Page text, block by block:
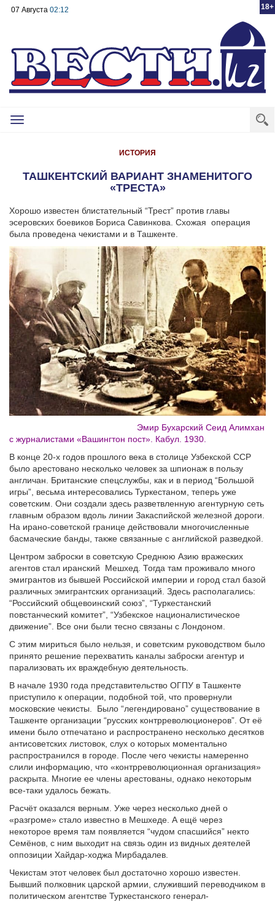
18+
07 Августа 02:12
Toggle
ИСТОРИЯ
ТАШКЕНТСКИЙ ВАРИАНТ ЗНАМЕНИТОГО
«ТРЕСТА»
Хорошо известен блистательный “Трест” против главы
эсеровских боевиков Бориса Савинкова. Схожая операция
была проведена чекистами и в Ташкенте.
Эмир Бухарский Сеид Алимхан
c журналистами «Вашингтон пост». Кабул. 1930.
В конце 20-х годов прошлого века в столице Узбекской ССР
было арестовано несколько человек за шпионаж в пользу
англичан. Британские спецслужбы, как и в период “Большой
игры”, весьма интересовались Туркестаном, теперь уже
советским. Они создали здесь разветвленную агентурную сеть
главным образом вдоль линии Закаспийской железной дороги.
На ирано-советской границе действовали многочисленные
басмаческие банды, также связанные с английской разведкой.
Центром заброски в советскую Среднюю Азию вражеских
агентов стал иранский Мешхед. Тогда там проживало много
эмигрантов из бывшей Российской империи и город стал базой
различных эмигрантских организаций. Здесь располагались:
“Российский общевоинский союз”, “Туркестанский
повстанческий комитет”, “Узбекское националистическое
движение”. Все они были тесно связаны с Лондоном.
С этим мириться было нельзя, и советским руководством было
принято решение перехватить каналы заброски агентур и
парализовать их враждебную деятельность.
В начале 1930 года представительство ОГПУ в Ташкенте
приступило к операции, подобной той, что провернули
московские чекисты. Было “легендировано” существование в
Ташкенте организации “русских контрреволюционеров”. От её
имени было отпечатано и распространено несколько десятков
антисоветских листовок, слух о которых моментально
распространился в городе. После чего чекисты намеренно
слили информацию, что «контрреволюционная организация»
раскрыта. Многие ее члены арестованы, однако некоторым
все-таки удалось бежать.
Расчёт оказался верным. Уже через несколько дней о
«разгроме» стало известно в Мешхеде. А ещё через
некоторое время там появляется “чудом спасшийся” некто
Семёнов, с ним выходит на связь один из видных деятелей
оппозиции Хайдар-ходжа Мирбадалев.
Чекистам этот человек был достаточно хорошо известен.
Бывший полковник царской армии, служивший переводчиком в
политическом агентстве Туркестанского генерал-